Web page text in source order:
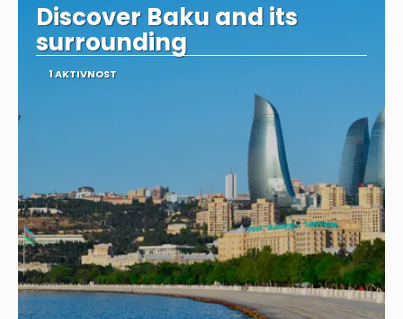
Discover Baku and its
surrounding
1 AKTIVNOST